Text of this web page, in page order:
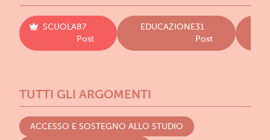
SCUOLA87
Post
EDUCAZIONE31
Post
TUTTI GLI ARGOMENTI
ACCESSO E SOSTEGNO ALLO STUDIO